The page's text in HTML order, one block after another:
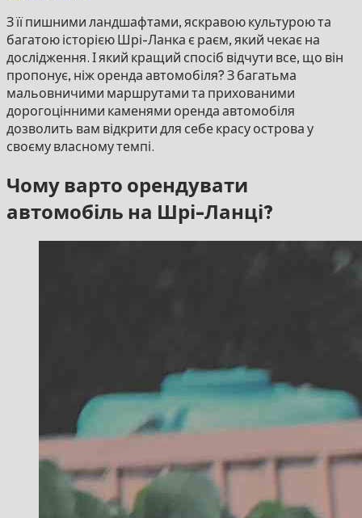
З її пишними ландшафтами, яскравою культурою та
багатою історією Шрі-Ланка є раєм, який чекає на
дослідження. І який кращий спосіб відчути все, що він
пропонує, ніж оренда автомобіля? З багатьма
мальовничими маршрутами та прихованими
дорогоцінними каменями оренда автомобіля
дозволить вам відкрити для себе красу острова у
своєму власному темпі.
Чому варто орендувати
автомобіль на Шрі-Ланці?